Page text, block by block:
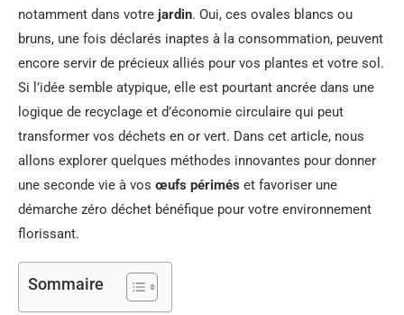
notamment dans votre jardin. Oui, ces ovales blancs ou
bruns, une fois déclarés inaptes à la consommation, peuvent
encore servir de précieux alliés pour vos plantes et votre sol.
Si l’idée semble atypique, elle est pourtant ancrée dans une
logique de recyclage et d’économie circulaire qui peut
transformer vos déchets en or vert. Dans cet article, nous
allons explorer quelques méthodes innovantes pour donner
une seconde vie à vos œufs périmés et favoriser une
démarche zéro déchet bénéfique pour votre environnement
florissant.
Sommaire